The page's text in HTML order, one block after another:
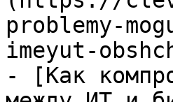
problemy-
imeyut-
- [Как